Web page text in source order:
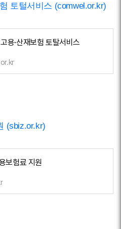
토털서비스 (comwel.or.kr)
용·산재보험 토탈서비스
(sbiz.or.kr)
보험료 지원